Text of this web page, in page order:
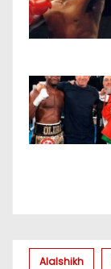
Alalshikh